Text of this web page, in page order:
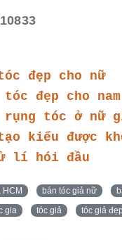
đẹp cho nữ
đẹp cho nam
rụng tóc ở nữ
kiểu được
lí hói đầu
HCM bán tóc giả nữ
gia tóc giả tóc giả đẹp